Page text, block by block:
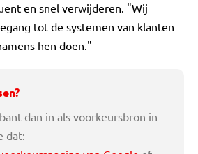
en snel verwijderen. "Wij
tot de systemen van klanten
hen doen."
dan in als voorkeursbron in
dat: